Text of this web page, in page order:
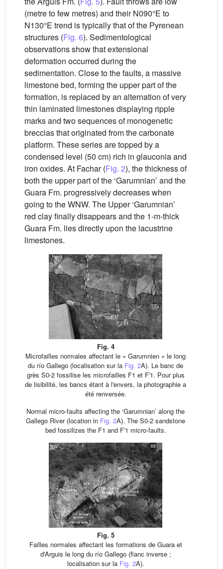
(metre to few metres) and their N090°E to
N130°E trend is typically that of the Pyrenean
structures (Fig. 6). Sedimentological
observations show that extensional
deformation occurred during the
sedimentation. Close to the faults, a massive
limestone bed, forming the upper part of the
formation, is replaced by an alternation of very
thin laminated limestones displaying ripple
marks and two sequences of monogenetic
breccias that originated from the carbonate
platform. These series are topped by a
condensed level (50 cm) rich in glauconia and
iron oxides. At Fachar (Fig. 2), the thickness of
both the upper part of the ‘Garumnian’ and the
Guara Fm. progressively decreases when
going to the WNW. The Upper ‘Garumnian’
red clay finally disappears and the 1-m-thick
Guara Fm. lies directly upon the lacustrine
limestones.
Fig. 4
Microfailles normales affectant le « Garumnien » le long
du río Gallego (localisation sur la Fig. 2A). Le banc de
grès S0-2 fossilise les microfailles F1 et F′1. Pour plus
de lisibilité, les bancs étant à l'envers, la photographie a
été renversée.
Normal micro-faults affecting the ‘Garumnian’ along the
Gallego River (location in Fig. 2A). The S0-2 sandstone
bed fossilizes the F1 and F′1 micro-faults.
Fig. 5
Failles normales affectant les formations de Guara et
d'Arguis le long du río Gallego (flanc inverse ;
localisation sur la Fig. 2A).